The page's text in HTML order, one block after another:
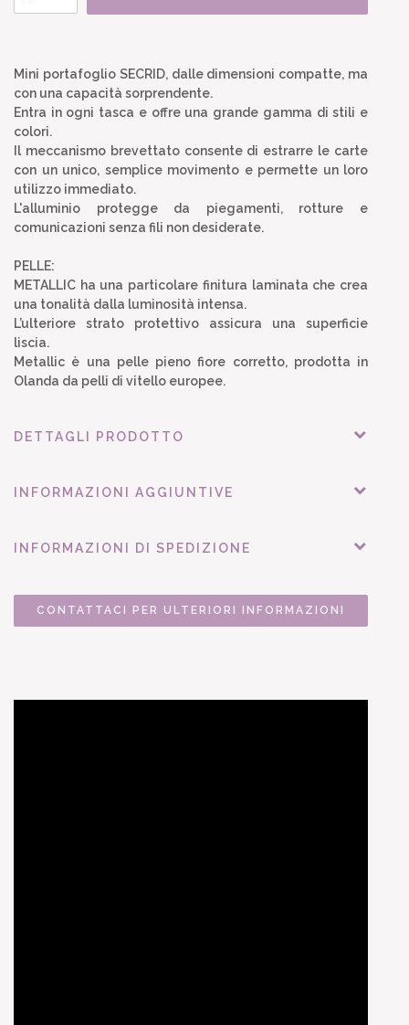
Mini portafoglio SECRID, dalle dimensioni compatte, ma
con una capacità sorprendente.
Entra in ogni tasca e offre una grande gamma di stili e
colori.
Il meccanismo brevettato consente di estrarre le carte
con un unico, semplice movimento e permette un loro
utilizzo immediato.
L'alluminio protegge da piegamenti, rotture e
comunicazioni senza fili non desiderate.
PELLE:
METALLIC ha una particolare finitura laminata che crea
una tonalità dalla luminosità intensa.
L’ulteriore strato protettivo assicura una superficie
liscia.
Metallic è una pelle pieno fiore corretto, prodotta in
Olanda da pelli di vitello europee.
DETTAGLI PRODOTTO
INFORMAZIONI AGGIUNTIVE
INFORMAZIONI DI SPEDIZIONE
CONTATTACI PER ULTERIORI INFORMAZIONI